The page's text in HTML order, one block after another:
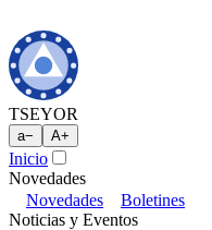
TSEYOR
a− A+
Inicio
Novedades
Novedades
Boletines
Noticias y Eventos